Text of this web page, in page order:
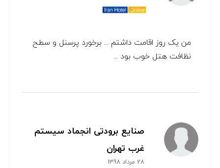
من یک روز اقامت داشتم ... برخورد پرسنل و سطح
نظافت هتل خوب بود ...
صنایع برودتی انجماد سیستم
غرب تهران
28 مرداد 1398